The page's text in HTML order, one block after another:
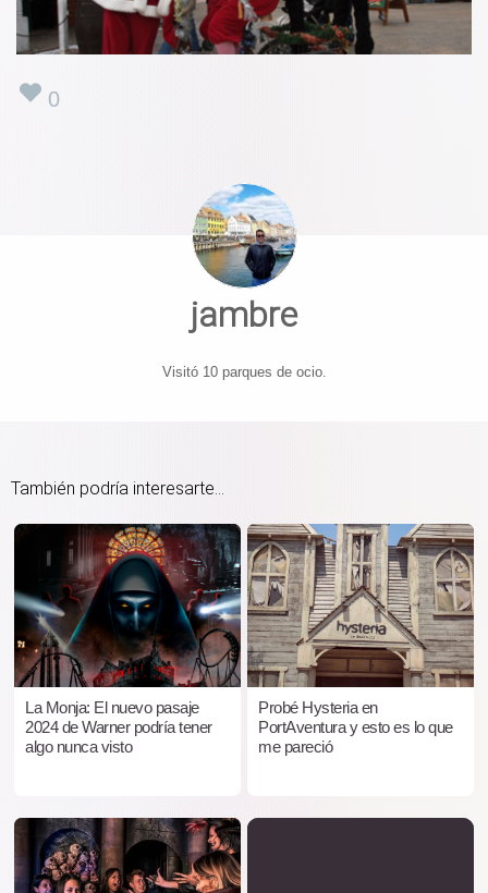
0
jambre
Visitó 10 parques de ocio.
También podría interesarte...
La Monja: El nuevo pasaje
2024 de Warner podría tener
algo nunca visto
Probé Hysteria en
PortAventura y esto es lo que
me pareció